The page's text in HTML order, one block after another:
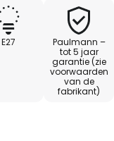
E27
Paulmann –
tot 5 jaar
garantie (zie
voorwaarden
van de
fabrikant)